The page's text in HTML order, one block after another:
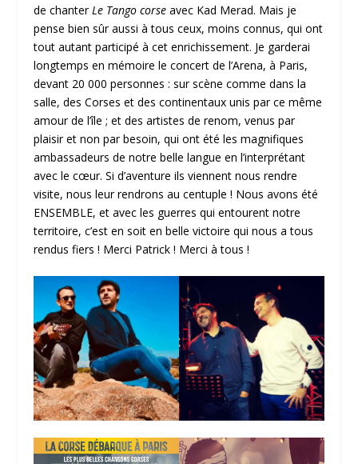
de chanter Le Tango corse avec Kad Merad. Mais je
pense bien sûr aussi à tous ceux, moins connus, qui ont
tout autant participé à cet enrichissement. Je garderai
longtemps en mémoire le concert de l’Arena, à Paris,
devant 20 000 personnes : sur scène comme dans la
salle, des Corses et des continentaux unis par ce même
amour de l’île ; et des artistes de renom, venus par
plaisir et non par besoin, qui ont été les magnifiques
ambassadeurs de notre belle langue en l’interprétant
avec le cœur. Si d’aventure ils viennent nous rendre
visite, nous leur rendrons au centuple ! Nous avons été
ENSEMBLE, et avec les guerres qui entourent notre
territoire, c’est en soit en belle victoire qui nous a tous
rendus fiers ! Merci Patrick ! Merci à tous !